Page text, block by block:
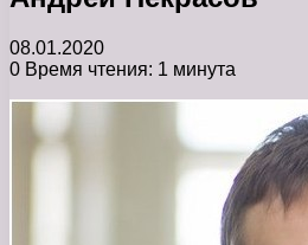
08.01.2020
0 Время чтения: 1 минута